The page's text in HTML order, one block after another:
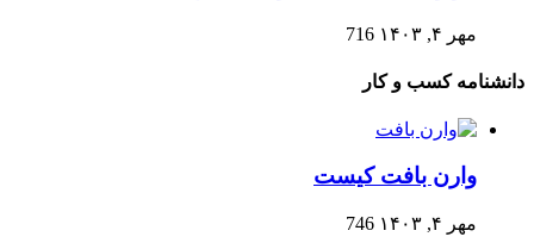
مهر ۴, ۱۴۰۳ 716
دانشنامه کسب و کار
وارن بافت کیست
مهر ۴, ۱۴۰۳ 746